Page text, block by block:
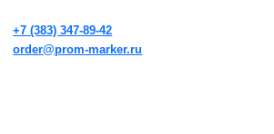
+7 (383) 347-89-42
order@prom-marker.ru